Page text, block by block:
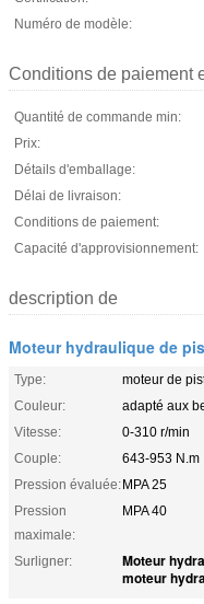
Numéro de modèle:
Conditions de paiement
Quantité de commande min:
Prix:
Détails d'emballage:
Délai de livraison:
Conditions de paiement:
Capacité d'approvisionnement:
description de
Moteur hydraulique de
Type:
moteur de
Couleur:
adapté aux
Vitesse:
0-310 r/min
Couple:
643-953 N.m
Pression évaluée:MPA 25
Pression
maximale:
MPA 40
Surligner: Moteur
moteur